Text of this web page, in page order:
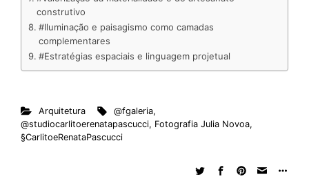
construtivo
#Iluminação e paisagismo como camadas
complementares
#Estratégias espaciais e linguagem projetual
Arquitetura @fgaleria,
@studiocarlitoerenatapascucci, Fotografia Julia Novoa,
§CarlitoeRenataPascucci